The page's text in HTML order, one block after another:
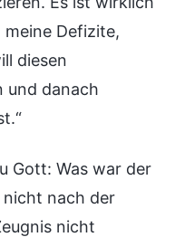
Defizite,
diesen
und danach
Gott: Was war der
nicht nach der
nicht